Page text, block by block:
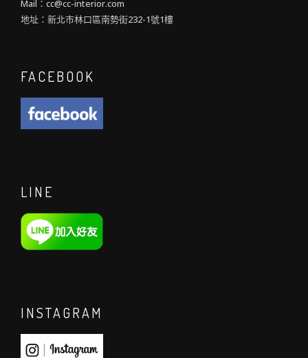
Mail：cc@cc-interior.com
地址：新北市林口區南勢街232-1號1樓
FACEBOOK
LINE
INSTAGRAM